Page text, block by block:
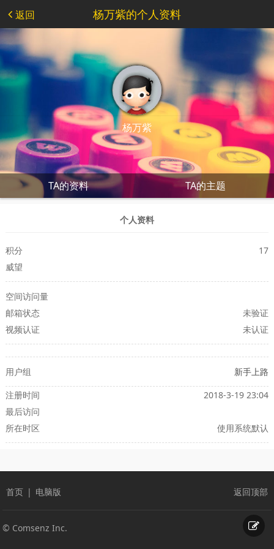
返回 杨万紫的个人资料
杨万紫
TA的资料 TA的主题
个人资料
积分
17
威望
空间访问量
邮箱状态
未验证
视频认证
未认证
用户组
新手上路
注册时间
2018-3-19 23:04
最后访问
所在时区
使用系统默认
首页 | 电脑版 返回顶部
© Comsenz Inc.